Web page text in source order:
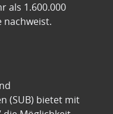
als 1.600.000
nachweist.
(SUB) bietet mit